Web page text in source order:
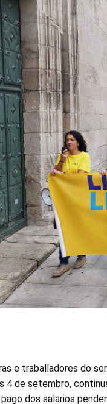
e traballadores do
4 de setembro,
dos salarios